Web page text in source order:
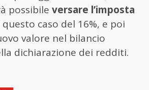
possibile versare l’imposta
questo caso del 16%, e poi
valore nel bilancio
dichiarazione dei redditi.